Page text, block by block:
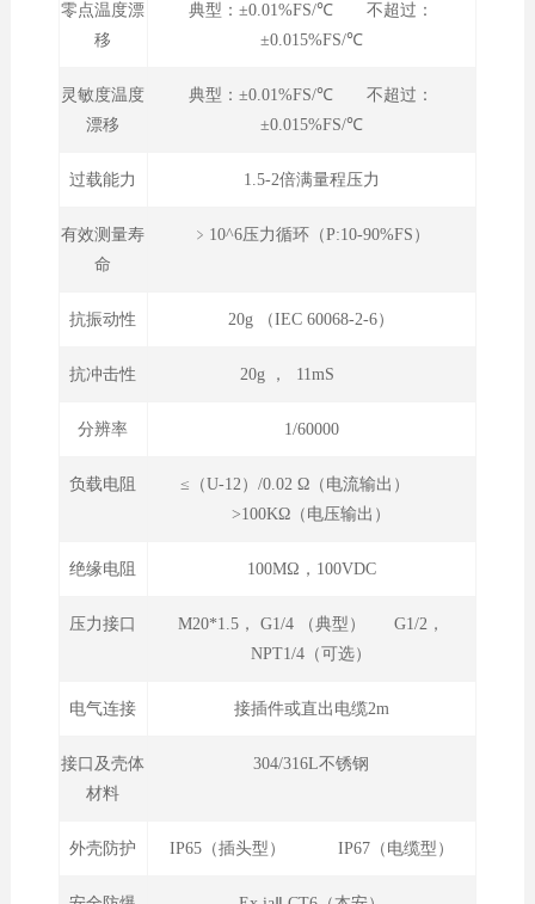
零点温度漂
移
典型：±0.01%FS/℃ 不超过：
±0.015%FS/℃
灵敏度温度
漂移
典型：±0.01%FS/℃ 不超过：
±0.015%FS/℃
过载能力 1.5-2倍满量程压力
有效测量寿
命
﹥10^6压力循环（P:10-90%FS）
抗振动性 20g （IEC 60068-2-6）
抗冲击性 20g ， 11mS
分辨率 1/60000
负载电阻
≤（U-12）/0.02 Ω（电流输出）
>100KΩ（电压输出）
绝缘电阻 100MΩ，100VDC
压力接口
M20*1.5， G1/4 （典型） G1/2，
NPT1/4（可选）
电气连接 接插件或直出电缆2m
接口及壳体
材料
304/316L不锈钢
外壳防护 IP65（插头型） IP67（电缆型）